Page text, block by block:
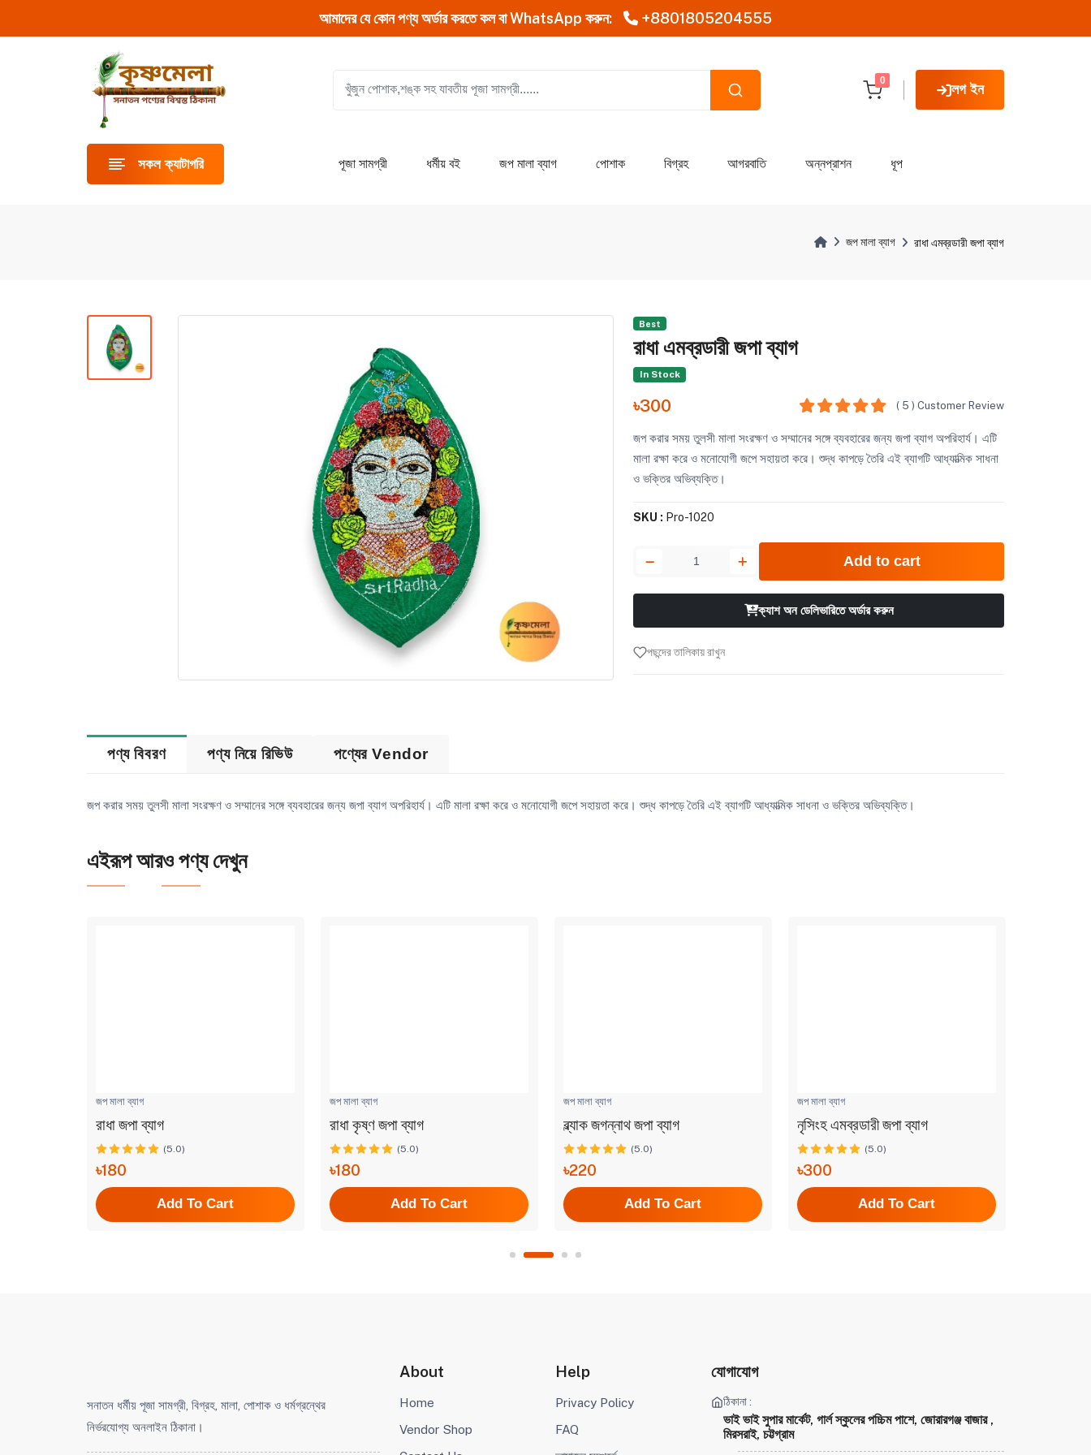
আমাদের যে কোন পণ্য অর্ডার করতে কল বা WhatsApp করুন: +8801805204555
0
লগ ইন
সকল ক্যাটাগরি পূজা সামগ্রী ধর্মীয় বই জপ মালা ব্যাগ পোশাক বিগ্রহ আগরবাতি অন্নপ্রাশন ধূপ
জপ মালা ব্যাগ রাধা এমব্রডারী জপা ব্যাগ
Best
রাধা এমব্রডারী জপা ব্যাগ
In Stock
৳300 ( 5 ) Customer Review
জপ করার সময় তুলসী মালা সংরক্ষণ ও সম্মানের সঙ্গে ব্যবহারের জন্য জপা ব্যাগ অপরিহার্য। এটি
মালা রক্ষা করে ও মনোযোগী জপে সহায়তা করে। শুদ্ধ কাপড়ে তৈরি এই ব্যাগটি আধ্যাত্মিক সাধনা
ও ভক্তির অভিব্যক্তি।
SKU : Pro-1020
Add to cart
ক্যাশ অন ডেলিভারিতে অর্ডার করুন
পছন্দের তালিকায় রাখুন
পণ্য বিবরণ পণ্য নিয়ে রিভিউ পণ্যের Vendor
জপ করার সময় তুলসী মালা সংরক্ষণ ও সম্মানের সঙ্গে ব্যবহারের জন্য জপা ব্যাগ অপরিহার্য। এটি মালা রক্ষা করে ও মনোযোগী জপে সহায়তা করে। শুদ্ধ কাপড়ে তৈরি এই ব্যাগটি আধ্যাত্মিক সাধনা ও ভক্তির অভিব্যক্তি।
এইরূপ আরও পণ্য দেখুন
জপ মালা ব্যাগ
রাধা জপা ব্যাগ
(5.0)
৳180
Add To Cart
জপ মালা ব্যাগ
রাধা কৃষ্ণ জপা ব্যাগ
(5.0)
৳180
Add To Cart
জপ মালা ব্যাগ
ব্ল্যাক জগন্নাথ জপা ব্যাগ
(5.0)
৳220
Add To Cart
জপ মালা ব্যাগ
নৃসিংহ এমব্রডারী জপা ব্যাগ
(5.0)
৳300
Add To Cart
সনাতন ধর্মীয় পূজা সামগ্রী, বিগ্রহ, মালা, পোশাক ও ধর্মগ্রন্থের
নির্ভরযোগ্য অনলাইন ঠিকানা।
About
Home
Vendor Shop
Help
Privacy Policy
FAQ
যোগাযোগ
ঠিকানা :
ভাই ভাই সুপার মার্কেট, গার্ল স্কুলের পচ্চিম পাশে, জোরারগঞ্জ বাজার ,
মিরসরাই, চট্টগ্রাম